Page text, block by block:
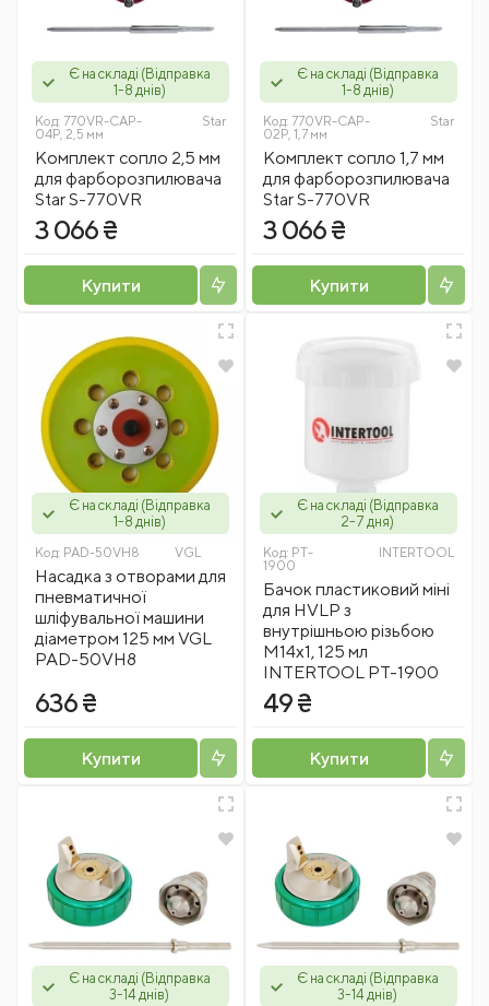
Є на складі (Відправка
1-8 днів)
Код: 770VR-CAP-
04P, 2,5 мм
Star
Комплект сопло 2,5 мм
для фарборозпилювача
Star S-770VR
3 066 ₴
Купити
Є на складі (Відправка
1-8 днів)
Код: 770VR-CAP-
02P, 1,7 мм
Star
Комплект сопло 1,7 мм
для фарборозпилювача
Star S-770VR
3 066 ₴
Купити
Є на складі (Відправка
1-8 днів)
Код: PAD-50VH8 VGL
Насадка з отворами для
пневматичної
шліфувальної машини
діаметром 125 мм VGL
PAD-50VH8
636 ₴
Купити
Є на складі (Відправка
2-7 дня)
Код: PT-
1900
INTERTOOL
Бачок пластиковий міні
для HVLP з
внутрішньою різьбою
M14x1, 125 мл
INTERTOOL PT-1900
49 ₴
Купити
Є на складі (Відправка
3-14 днів)
Є на складі (Відправка
3-14 днів)